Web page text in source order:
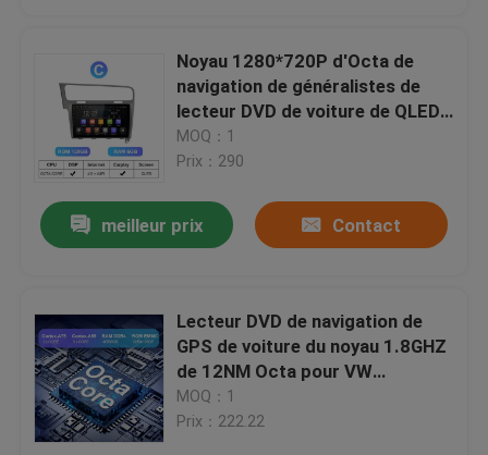
Des produits
Au sujet de nous
Noyau 1280*720P d'Octa de
navigation de généralistes de
lecteur DVD de voiture de QLED
Android
MOQ：1
Prix：290
meilleur prix Contact
Lecteur DVD de navigation de
GPS de voiture du noyau 1.8GHZ
de 12NM Octa pour VW
Volkswagen
MOQ：1
Prix：222.22